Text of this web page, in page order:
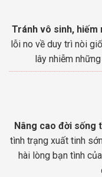
Tránh vô sinh, hiếm
lỗi no về duy trì nòi
lây nhiễm
Nâng cao đời sống
tình trạng xuất tinh
hài lòng bạn tình